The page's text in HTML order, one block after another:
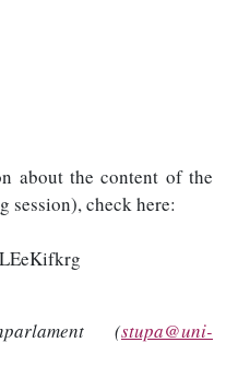
about the content of the
session), check here:
(stupa@uni-